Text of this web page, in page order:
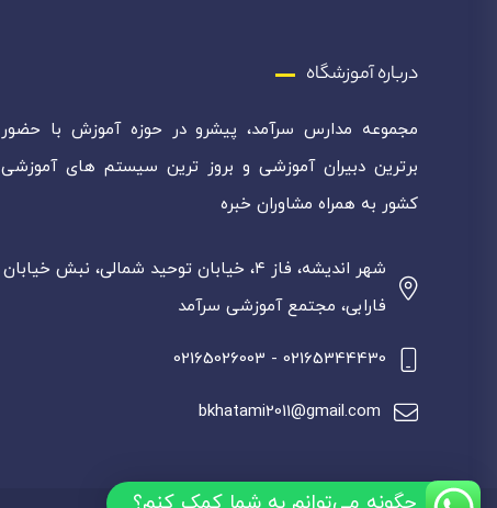
درباره آموزشگاه
مجموعه مدارس سرآمد، پیشرو در حوزه آموزش با حضور
برترین دبیران آموزشی و بروز ترین سیستم های آموزشی
کشور به همراه مشاوران خبره
شهر اندیشه، فاز ۴، خیابان توحید شمالی، نبش خیابان
فارابی، مجتمع آموزشی سرآمد
02165344430 - 02165026003
bkhatami2011@gmail.com